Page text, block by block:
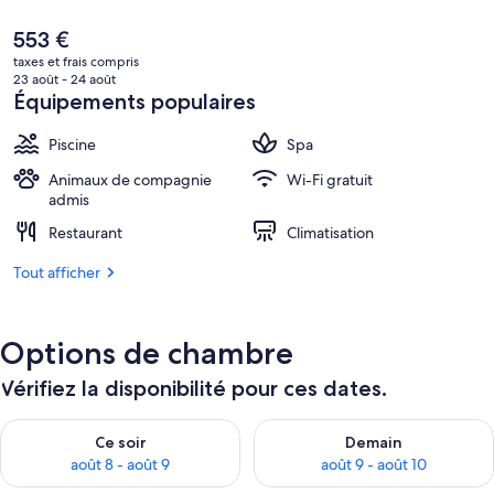
Le
prix
actuel
est
de
553 €.
553 €
taxes et frais compris
23 août - 24 août
Équipements populaires
Piscine
Spa
Animaux de compagnie
admis
Wi-Fi gratuit
Restaurant
Climatisation
Tout afficher
Options de chambre
Vérifiez la disponibilité pour ces dates.
Ce soir
août 8 - août 9
Vérifier la disponibilité pour ce soir août 8 - août 9
Demain
août 9 - août 10
Vérifier la disponibilité pour